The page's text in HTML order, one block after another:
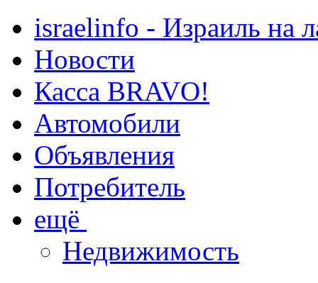
israelinfo - Израиль на
Новости
Касса BRAVO!
Автомобили
Объявления
Потребитель
ещё
Недвижимость